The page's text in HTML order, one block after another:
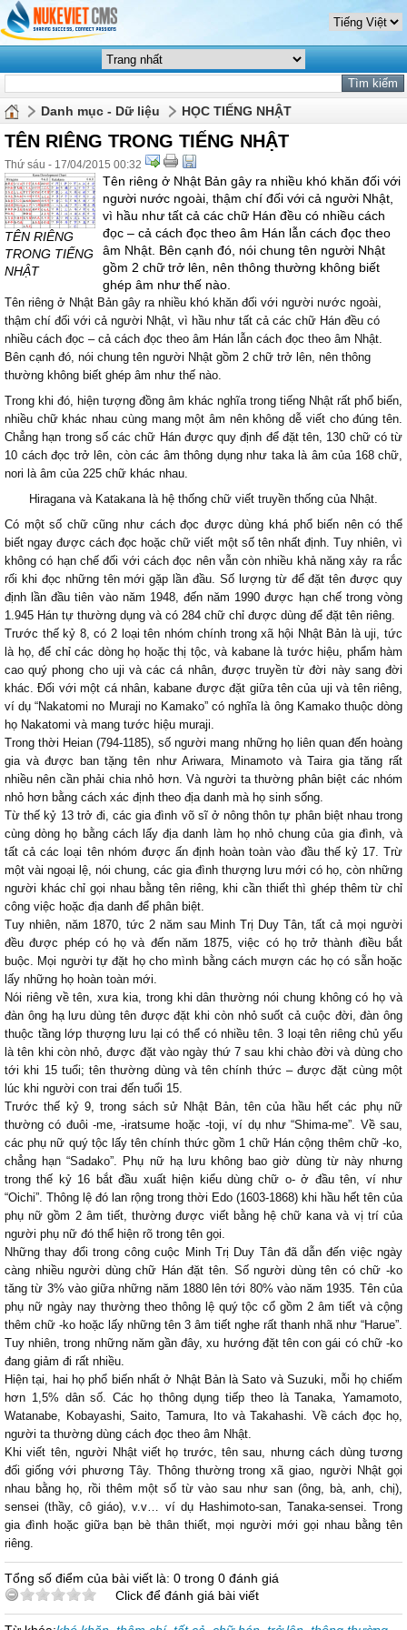
Danh mục - Dữ liệu HỌC TIẾNG NHẬT
TÊN RIÊNG TRONG TIẾNG NHẬT
Thứ sáu - 17/04/2015 00:32
TÊN RIÊNG
TRONG TIẾNG
NHẬT
Tên riêng ở Nhật Bản gây ra nhiều khó khăn đối với
người nước ngoài, thậm chí đối với cả người Nhật,
vì hầu như tất cả các chữ Hán đều có nhiều cách
đọc – cả cách đọc theo âm Hán lẫn cách đọc theo
âm Nhật. Bên cạnh đó, nói chung tên người Nhật
gồm 2 chữ trở lên, nên thông thường không biết
ghép âm như thế nào.
Tên riêng ở Nhật Bản gây ra nhiều khó khăn đối với người nước ngoài,
thậm chí đối với cả người Nhật, vì hầu như tất cả các chữ Hán đều có
nhiều cách đọc – cả cách đọc theo âm Hán lẫn cách đọc theo âm Nhật.
Bên cạnh đó, nói chung tên người Nhật gồm 2 chữ trở lên, nên thông
thường không biết ghép âm như thế nào.
Trong khi đó, hiện tượng đồng âm khác nghĩa trong tiếng Nhật rất phổ biến,
nhiều chữ khác nhau cùng mang một âm nên không dễ viết cho đúng tên.
Chẳng hạn trong số các chữ Hán được quy định để đặt tên, 130 chữ có từ
10 cách đọc trở lên, còn các âm thông dụng như taka là âm của 168 chữ,
nori là âm của 225 chữ khác nhau.
Hiragana và Katakana là hệ thống chữ viết truyền thống của Nhật.
Có một số chữ cũng như cách đọc được dùng khá phổ biến nên có thể
biết ngay được cách đọc hoặc chữ viết một số tên nhất định. Tuy nhiên, vì
không có hạn chế đối với cách đọc nên vẫn còn nhiều khả năng xảy ra rắc
rối khi đọc những tên mới gặp lần đầu. Số lượng từ để đặt tên được quy
định lần đầu tiên vào năm 1948, đến năm 1990 được hạn chế trong vòng
1.945 Hán tự thường dụng và có 284 chữ chỉ được dùng để đặt tên riêng.
Trước thế kỷ 8, có 2 loại tên nhóm chính trong xã hội Nhật Bản là uji, tức
là họ, để chỉ các dòng họ hoặc thị tộc, và kabane là tước hiệu, phẩm hàm
cao quý phong cho uji và các cá nhân, được truyền từ đời này sang đời
khác. Đối với một cá nhân, kabane được đặt giữa tên của uji và tên riêng,
ví dụ “Nakatomi no Muraji no Kamako” có nghĩa là ông Kamako thuộc dòng
họ Nakatomi và mang tước hiệu muraji.
Trong thời Heian (794-1185), số người mang những họ liên quan đến hoàng
gia và được ban tặng tên như Ariwara, Minamoto và Taira gia tăng rất
nhiều nên cần phải chia nhỏ hơn. Và người ta thường phân biệt các nhóm
nhỏ hơn bằng cách xác định theo địa danh mà họ sinh sống.
Từ thế kỷ 13 trở đi, các gia đình võ sĩ ở nông thôn tự phân biệt nhau trong
cùng dòng họ bằng cách lấy địa danh làm họ nhỏ chung của gia đình, và
tất cả các loại tên nhóm được ấn định hoàn toàn vào đầu thế kỷ 17. Trừ
một vài ngoại lệ, nói chung, các gia đình thượng lưu mới có họ, còn những
người khác chỉ gọi nhau bằng tên riêng, khi cần thiết thì ghép thêm từ chỉ
công việc hoặc địa danh để phân biệt.
Tuy nhiên, năm 1870, tức 2 năm sau Minh Trị Duy Tân, tất cả mọi người
đều được phép có họ và đến năm 1875, việc có họ trở thành điều bắt
buộc. Mọi người tự đặt họ cho mình bằng cách mượn các họ có sẵn hoặc
lấy những họ hoàn toàn mới.
Nói riêng về tên, xưa kia, trong khi dân thường nói chung không có họ và
đàn ông hạ lưu dùng tên được đặt khi còn nhỏ suốt cả cuộc đời, đàn ông
thuộc tầng lớp thượng lưu lại có thể có nhiều tên. 3 loại tên riêng chủ yếu
là tên khi còn nhỏ, được đặt vào ngày thứ 7 sau khi chào đời và dùng cho
tới khi 15 tuổi; tên thường dùng và tên chính thức – được đặt cùng một
lúc khi người con trai đến tuổi 15.
Trước thế kỷ 9, trong sách sử Nhật Bản, tên của hầu hết các phụ nữ
thường có đuôi -me, -iratsume hoặc -toji, ví dụ như “Shima-me”. Về sau,
các phụ nữ quý tộc lấy tên chính thức gồm 1 chữ Hán cộng thêm chữ -ko,
chẳng hạn “Sadako”. Phụ nữ hạ lưu không bao giờ dùng từ này nhưng
trong thế kỷ 16 bắt đầu xuất hiện kiểu dùng chữ o- ở đầu tên, ví như
“Oichi”. Thông lệ đó lan rộng trong thời Edo (1603-1868) khi hầu hết tên của
phụ nữ gồm 2 âm tiết, thường được viết bằng hệ chữ kana và vị trí của
người phụ nữ đó thể hiện rõ trong tên gọi.
Những thay đổi trong công cuộc Minh Trị Duy Tân đã dẫn đến việc ngày
càng nhiều người dùng chữ Hán đặt tên. Số người dùng tên có chữ -ko
tăng từ 3% vào giữa những năm 1880 lên tới 80% vào năm 1935. Tên của
phụ nữ ngày nay thường theo thông lệ quý tộc cổ gồm 2 âm tiết và cộng
thêm chữ -ko hoặc lấy những tên 3 âm tiết nghe rất thanh nhã như “Harue”.
Tuy nhiên, trong những năm gần đây, xu hướng đặt tên con gái có chữ -ko
đang giảm đi rất nhiều.
Hiện tại, hai họ phổ biến nhất ở Nhật Bản là Sato và Suzuki, mỗi họ chiếm
hơn 1,5% dân số. Các họ thông dụng tiếp theo là Tanaka, Yamamoto,
Watanabe, Kobayashi, Saito, Tamura, Ito và Takahashi. Về cách đọc họ,
người ta thường dùng cách đọc theo âm Nhật.
Khi viết tên, người Nhật viết họ trước, tên sau, nhưng cách dùng tương
đối giống với phương Tây. Thông thường trong xã giao, người Nhật gọi
nhau bằng họ, rồi thêm một số từ vào sau như san (ông, bà, anh, chị),
sensei (thầy, cô giáo), v.v… ví dụ Hashimoto-san, Tanaka-sensei. Trong
gia đình hoặc giữa bạn bè thân thiết, mọi người mới gọi nhau bằng tên
riêng.
Tổng số điểm của bài viết là: 0 trong 0 đánh giá
Click để đánh giá bài viết